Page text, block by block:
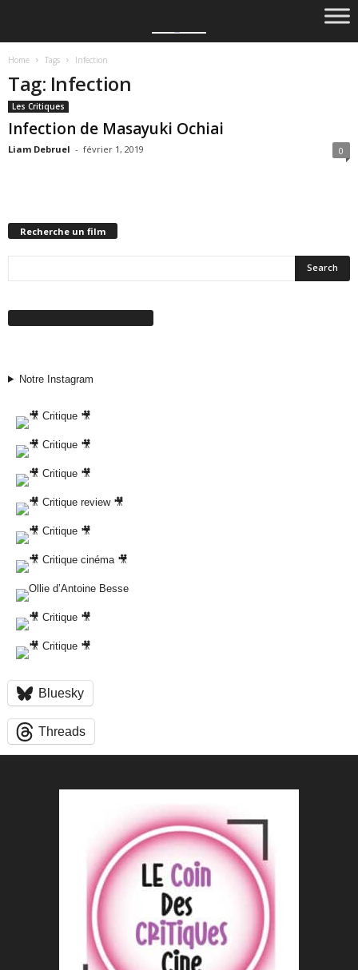
Home Tags Infection
Tag: Infection
Les Critiques
Infection de Masayuki Ochiai
Liam Debruel - février 1, 2019 0
Recherche un film
Notre Instagram
Bluesky
Threads